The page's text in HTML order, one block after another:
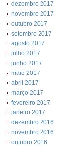
dezembro 2017
novembro 2017
outubro 2017
setembro 2017
agosto 2017
julho 2017
junho 2017
maio 2017
abril 2017
março 2017
fevereiro 2017
janeiro 2017
dezembro 2016
novembro 2016
outubro 2016